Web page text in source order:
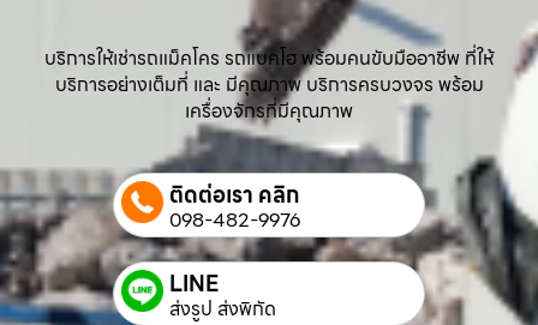
บริการให้เช่ารถแม็คโคร รถแบคโฮ พร้อมคนขับมืออาชีพ ที่ให้
บริการอย่างเต็มที่ และ มีคุณภาพ บริการครบวงจร พร้อม
เครื่องจักรที่มีคุณภาพ
ติดต่อเรา คลิก
098-482-9976
LINE
ส่งรูป ส่งพิกัด